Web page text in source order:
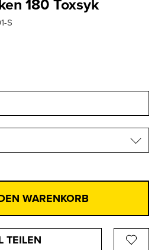
180 Toxsyk
S
WARENKORB
TEILEN